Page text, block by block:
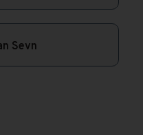
Sevn